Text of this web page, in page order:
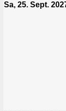
Sa, 25. Sept.